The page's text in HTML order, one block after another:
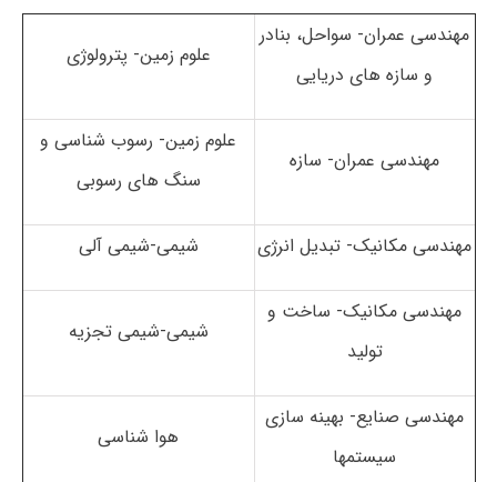
مهندسی عمران- سواحل، بنادر
و سازه های دریایی
علوم زمین- پترولوژی
مهندسی عمران- سازه
علوم زمین- رسوب شناسی و
سنگ های رسوبی
مهندسی مکانیک- تبدیل انرژی شیمی-شیمی آلی
مهندسی مکانیک- ساخت و
تولید
شیمی-شیمی تجزیه
مهندسی صنایع- بهینه سازی
سیستمها
هوا شناسی